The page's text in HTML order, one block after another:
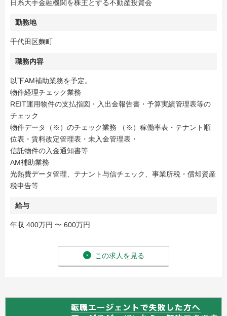
日系大手金融機関を株主とする不動産投資会
勤務地
千代田区麴町
職務内容
以下AM補助業務を予定。
物件経理チェック業務
REIT運用物件の支払指図・入出金報告書・予算実績管理表等の
チェック
物件データ（※）のチェック業務 （※）稼働率表・テナント順
位表・賃料改定管理表・未入金管理表・
信託物件の入金通知書等
AM補助業務
光熱費データ管理、テナント与信チェック、事業所税・償却資産
税申告等
給与
年収 400万円 〜 600万円
この求人を見る